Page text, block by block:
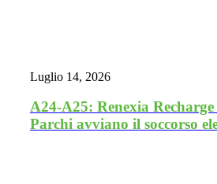
Luglio 14, 2026
A24-A25: Renexia
Parchi avviano il soccorso